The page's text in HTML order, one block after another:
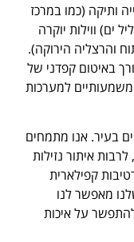
ותיקה (כמו במרכז
ים) ווילות יוקרה
והרצליה הירוקה).
באיטום קפדני של
למערכות
בעיר. אנו מתמחים
איתור נזילות
קפילארית
מאפשר לנו
על איכות